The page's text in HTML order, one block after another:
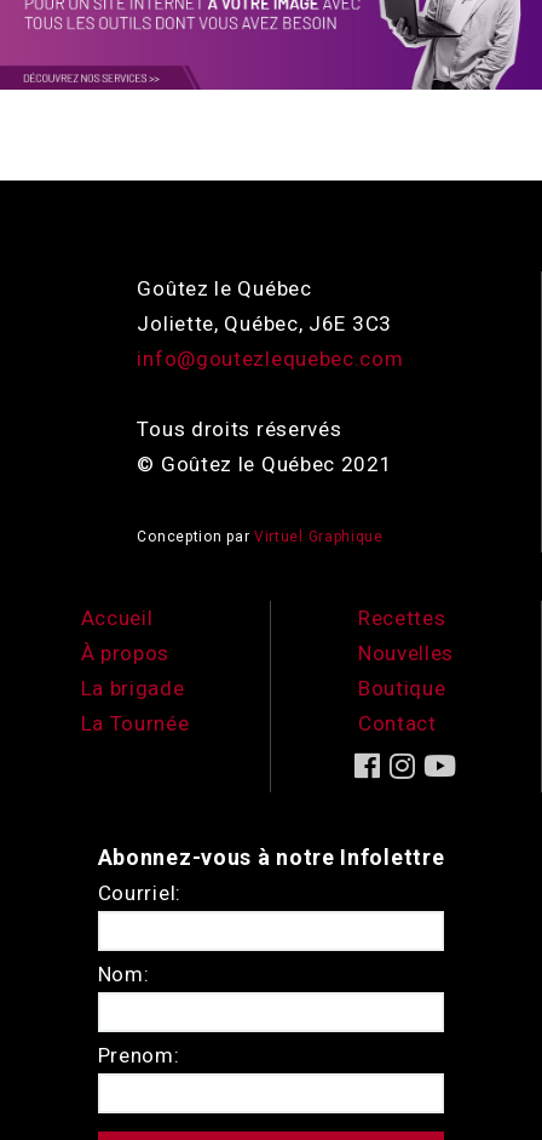
Goûtez le Québec
Joliette, Québec, J6E 3C3
info@goutezlequebec.com
Tous droits réservés
© Goûtez le Québec 2021
Conception par Virtuel Graphique
Accueil
À propos
La brigade
La Tournée
Recettes
Nouvelles
Boutique
Contact
Abonnez-vous à notre Infolettre
Courriel:
Nom:
Prenom: